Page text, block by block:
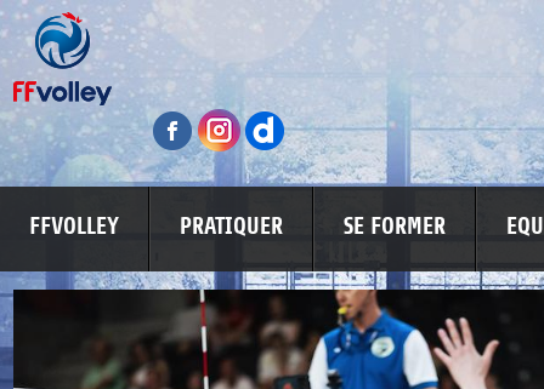
FFVOLLEY PRATIQUER SE FORMER